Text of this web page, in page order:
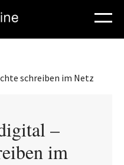
schreiben im Netz
–
im